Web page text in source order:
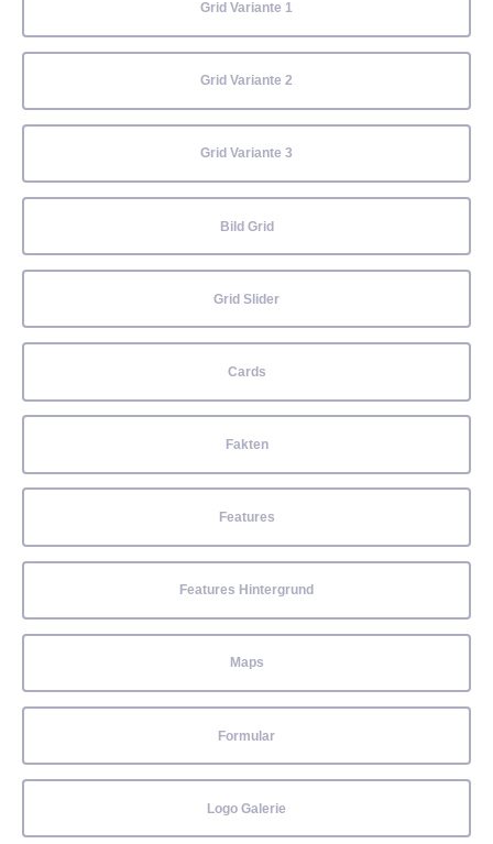
Grid Variante 1
Grid Variante 2
Grid Variante 3
Bild Grid
Grid Slider
Cards
Fakten
Features
Features Hintergrund
Maps
Formular
Logo Galerie